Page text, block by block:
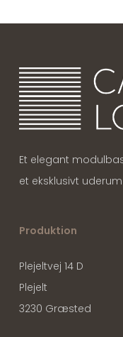
Et elegant
et eksklusivt
Produktion
Plejeltvej 14 D
Plejelt
3230 Græsted